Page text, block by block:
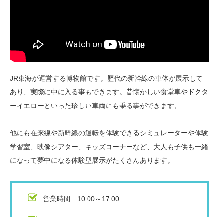
JR東海が運営する博物館です。歴代の新幹線の車体が展示して
あり、実際に中に入る事もできます。昔懐かしい食堂車やドクタ
ーイエローといった珍しい車両にも乗る事ができます。
他にも在来線や新幹線の運転を体験できるシミュレーターや体験
学習室、映像シアター、キッズコーナーなど、大人も子供も一緒
になって夢中になる体験型展示がたくさんあります。
営業時間 10:00～17:00